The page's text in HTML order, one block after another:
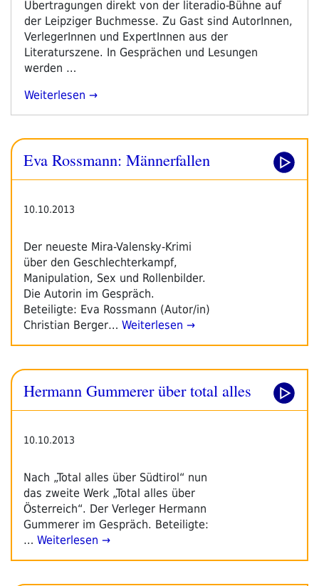
Übertragungen direkt von der literadio-Bühne auf
der Leipziger Buchmesse. Zu Gast sind AutorInnen,
VerlegerInnen und ExpertInnen aus der
Literaturszene. In Gesprächen und Lesungen
werden …
„19
Von
Der
Weiterlesen
Eva Rossmann: Männerfallen
10.10.2013
Der neueste Mira-Valensky-Krimi
über den Geschlechterkampf,
Manipulation, Sex und Rollenbilder.
Die Autorin im Gespräch.
Beteiligte: Eva Rossmann (Autor/in)
Christian Berger… Weiterlesen →
Hermann Gummerer über total alles
10.10.2013
Nach „Total alles über Südtirol“ nun
das zweite Werk „Total alles über
Österreich“. Der Verleger Hermann
Gummerer im Gespräch. Beteiligte:
… Weiterlesen →